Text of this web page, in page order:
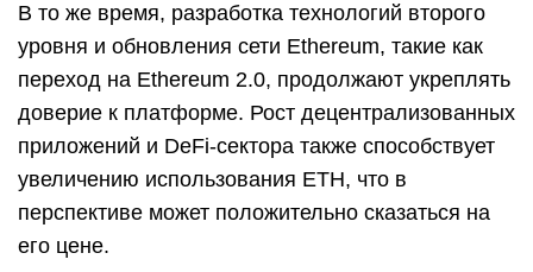
В то же время, разработка технологий второго
уровня и обновления сети Ethereum, такие как
переход на Ethereum 2.0, продолжают укреплять
доверие к платформе. Рост децентрализованных
приложений и DeFi-сектора также способствует
увеличению использования ETH, что в
перспективе может положительно сказаться на
его цене.